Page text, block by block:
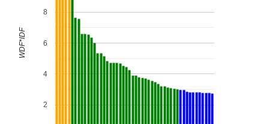
2
4
6
8
WDF*IDF